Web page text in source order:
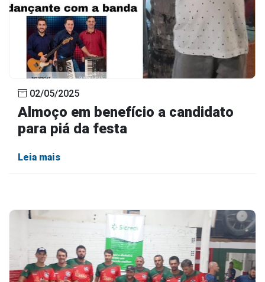
02/05/2025
Almoço em benefício a candidato
para piá da festa
Leia mais